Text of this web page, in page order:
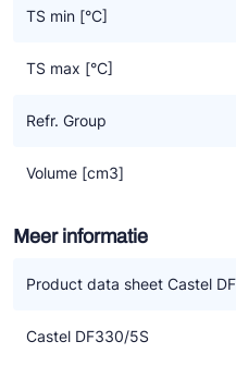
TS min [°C]
TS max [°C]
Refr. Group
Volume [cm3]
Meer informatie
Product data sheet Castel
Castel DF330/5S